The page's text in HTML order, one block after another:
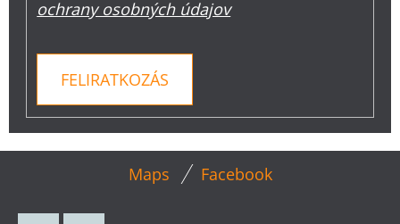
ochrany osobných údajov
FELIRATKOZÁS
Maps Facebook